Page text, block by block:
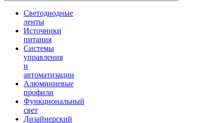
Светодиодные
ленты
Источники
питания
Системы
управления
и
автоматизации
Алюминиевые
профили
Функциональный
свет
Дизайнерский